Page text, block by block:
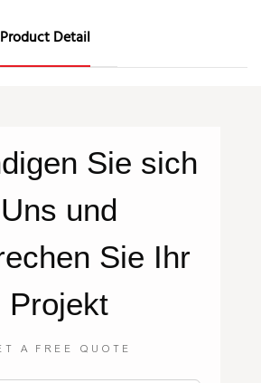
Product Detail
Sie sich
Uns und
Sie Ihr
Projekt
A FREE QUOTE